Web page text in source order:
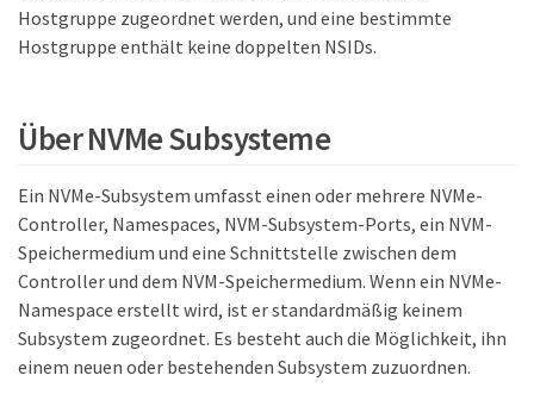
Hostgruppe zugeordnet werden, und eine bestimmte
Hostgruppe enthält keine doppelten NSIDs.
Über NVMe Subsysteme
Ein NVMe-Subsystem umfasst einen oder mehrere NVMe-
Controller, Namespaces, NVM-Subsystem-Ports, ein NVM-
Speichermedium und eine Schnittstelle zwischen dem
Controller und dem NVM-Speichermedium. Wenn ein NVMe-
Namespace erstellt wird, ist er standardmäßig keinem
Subsystem zugeordnet. Es besteht auch die Möglichkeit, ihn
einem neuen oder bestehenden Subsystem zuzuordnen.